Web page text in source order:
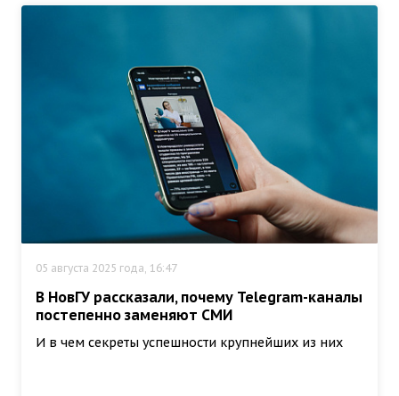
05 августа 2025 года, 16:47
В НовГУ рассказали, почему Telegram-каналы
постепенно заменяют СМИ
И в чем секреты успешности крупнейших из них